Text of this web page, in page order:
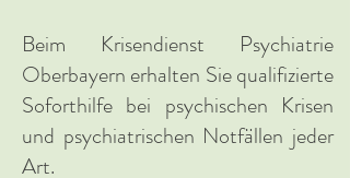
Beim Krisendienst Psychiatrie
Oberbayern erhalten Sie qualifizierte
Soforthilfe bei psychischen Krisen
und psychiatrischen Notfällen jeder
Art.